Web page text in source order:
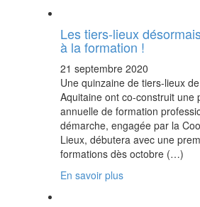
Les tiers-lieux
à la formation !
21 septembre 2020
Une quinzaine de tiers-lieux
Aquitaine ont co-construit une
annuelle de formation
démarche, engagée par la
Lieux, débutera avec une
formations dès octobre (…)
En savoir plus